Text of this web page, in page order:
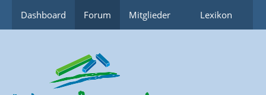
Dashboard Forum Mitglieder Lexikon